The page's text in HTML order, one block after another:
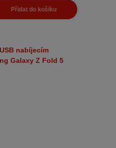
Přidat do košíku